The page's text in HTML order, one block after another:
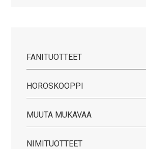
FANITUOTTEET
HOROSKOOPPI
MUUTA MUKAVAA
NIMITUOTTEET